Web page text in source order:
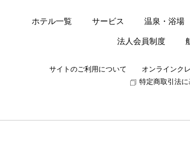
ホテル一覧 サービス 温泉・浴場
法人会員制度
サイトのご利用について オンラインク
特定商取引法